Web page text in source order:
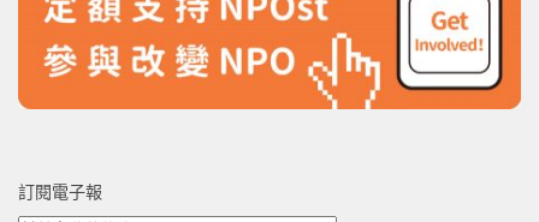
訂閱電子報